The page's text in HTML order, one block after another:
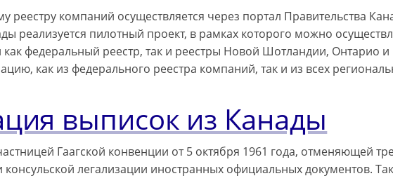
реестру компаний осуществляется через портал Правительства
реализуется пилотный проект, в рамках которого можно
федеральный реестр, так и реестры Новой Шотландии, Онтарио и
как из федерального реестра компаний, так и из всех
выписок из Канады
Гаагской конвенции от 5 октября 1961 года, отменяющей
легализации иностранных официальных документов.